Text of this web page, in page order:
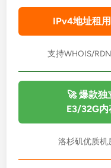
IPv4地址租
支持WHOIS/
🚀 爆款独
E3/32G
洛杉矶优质机